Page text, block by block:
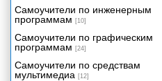
Пакет для работы с
алгебраическими кривыми
algcurves
Пакет функций теории графов
networks
Пакет статистических расчетов
Самоучители по инженерным
программам [10]
Самоучители по графическим
программам [24]
Самоучители по средствам
мультимедиа [12]